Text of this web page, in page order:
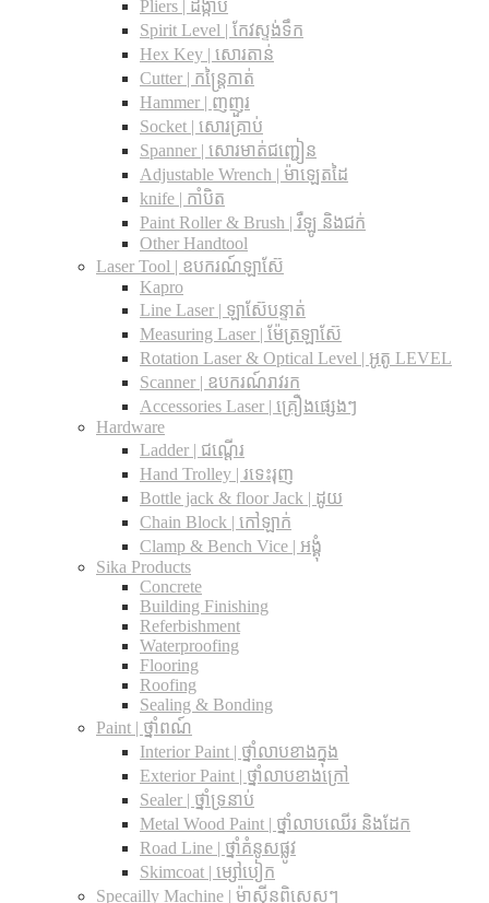
Pliers | ដង្កាប់
Spirit Level | កែវស្ទង់ទឹក
Hex Key | សោរតាន់
Cutter | កន្រ្តៃកាត់
Hammer | ញញួរ
Socket | សោរគ្រាប់
Spanner |​ សោរមាត់ជញ្ជៀន
Adjustable Wrench |​ ម៉ាឡេតដៃ
knife | កាំបិត
Paint Roller & Brush | រឺឡូ និងជក់
Other Handtool
Laser Tool | ឧបករណ៍ឡាស៊ែ
Kapro
Line Laser | ឡាស៊ែបន្ទាត់
Measuring Laser | ម៉ែត្រឡាស៊ែ
Rotation Laser & Optical Level | អូតូ LEVEL
Scanner | ឧបករណ៍រាវរក
Accessories Laser | គ្រឿងផ្សេងៗ
Hardware
Ladder | ជណ្តើរ
Hand Trolley | រទេះរុញ
Bottle jack & floor Jack​ | ដូយ
Chain Block | កៅឡាក់
Clamp & Bench Vice | អង្គុំ
Sika Products
Concrete
Building Finishing
Referbishment
Waterproofing
Flooring
Roofing
Sealing & Bonding
Paint | ថ្នាំពណ៍
Interior Paint | ថ្នាំលាបខាងក្នុង
Exterior Paint | ថ្នាំលាបខាងក្រៅ
Sealer | ថ្នាំទ្រនាប់
Metal Wood Paint | ថ្នាំលាបឈើរ និងដែក
Road Line | ថ្នាំគំនូសផ្លូវ
Skimcoat | ម្សៅបៀក
Specailly Machine | ម៉ាស៊ីនពិសេសៗ